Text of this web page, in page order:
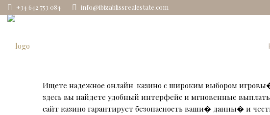
+34 642 753 084 info@ibizablissrealestate.com
Ищете надежное онлайн-казино с широким выбором
здесь вы найдете удобный интерфейс и мгновенные
сайт казино гарантирует безопасность ваши� данны� и